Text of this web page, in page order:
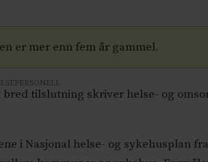
er mer enn fem år gammel.
tilslutning skriver helse- og
i Nasjonal helse- og sykehusplan